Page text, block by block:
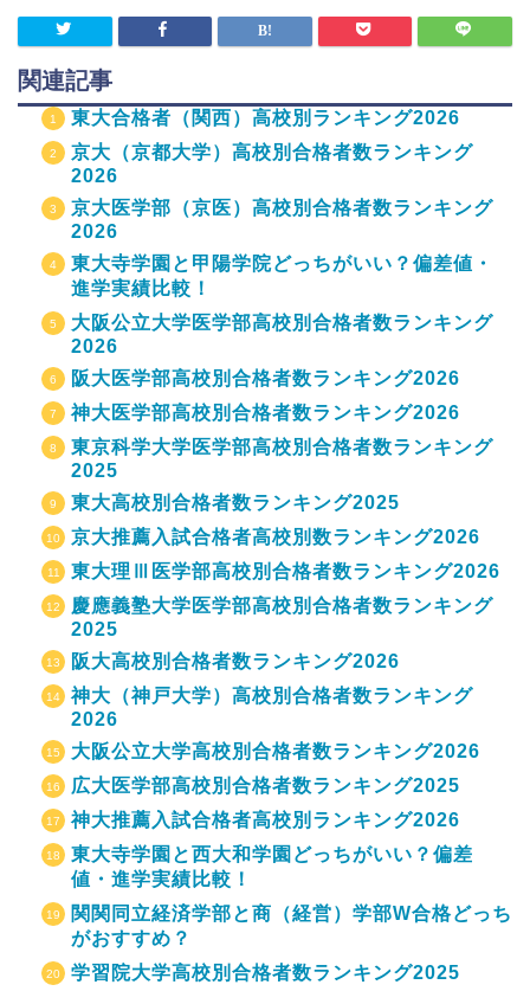
関連記事
東大合格者（関西）高校別ランキング2026
京大（京都大学）高校別合格者数ランキング
2026
京大医学部（京医）高校別合格者数ランキング
2026
東大寺学園と甲陽学院どっちがいい？偏差値・
進学実績比較！
大阪公立大学医学部高校別合格者数ランキング
2026
阪大医学部高校別合格者数ランキング2026
神大医学部高校別合格者数ランキング2026
東京科学大学医学部高校別合格者数ランキング
2025
東大高校別合格者数ランキング2025
京大推薦入試合格者高校別数ランキング2026
東大理Ⅲ医学部高校別合格者数ランキング2026
慶應義塾大学医学部高校別合格者数ランキング
2025
阪大高校別合格者数ランキング2026
神大（神戸大学）高校別合格者数ランキング
2026
大阪公立大学高校別合格者数ランキング2026
広大医学部高校別合格者数ランキング2025
神大推薦入試合格者高校別ランキング2026
東大寺学園と西大和学園どっちがいい？偏差
値・進学実績比較！
関関同立経済学部と商（経営）学部W合格どっち
がおすすめ？
学習院大学高校別合格者数ランキング2025